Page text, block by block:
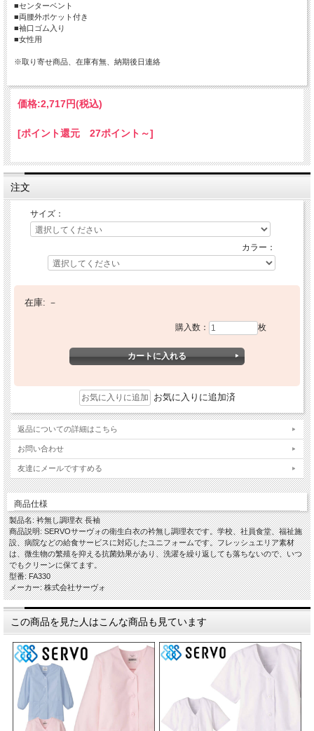
■センターベント
■両腰外ポケット付き
■袖口ゴム入り
■女性用
※取り寄せ商品、在庫有無、納期後日連絡
価格:2,717円(税込)
[ポイント還元 27ポイント～]
注文
サイズ：
カラー：
在庫: －
購入数： 枚
お気に入りに追加済
返品についての詳細はこちら
お問い合わせ
友達にメールですすめる
商品仕様
製品名: 衿無し調理衣 長袖
商品説明: SERVOサーヴォの衛生白衣の衿無し調理衣です。学校、社員食堂、福祉施
設、病院などの給食サービスに対応したユニフォームです。フレッシュエリア素材
は、微生物の繁殖を抑える抗菌効果があり、洗濯を繰り返しても落ちないので、いつ
でもクリーンに保てます。
型番: FA330
メーカー: 株式会社サーヴォ
この商品を見た人はこんな商品も見ています